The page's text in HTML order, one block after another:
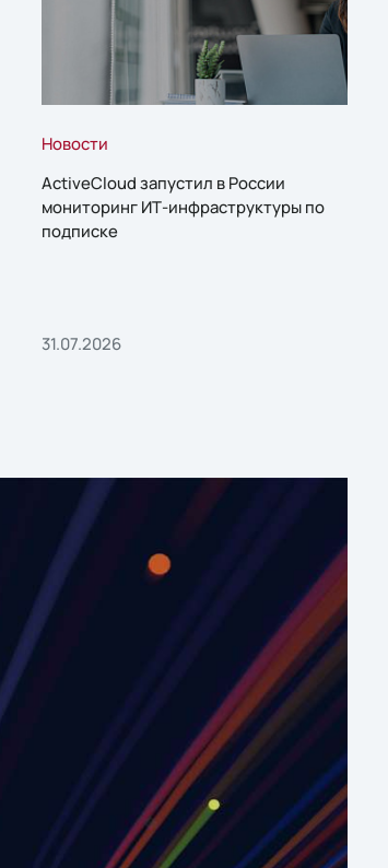
Новости
ActiveCloud запустил в России
мониторинг ИТ-инфраструктуры по
подписке
31.07.2026